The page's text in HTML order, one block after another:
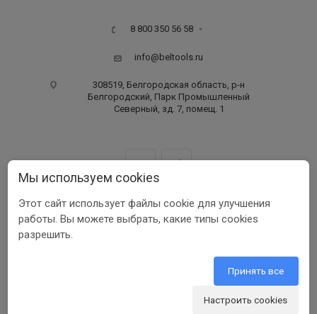
8 800 350 56 58
info@beltools.ru
308519, Белгородская область, р-н
Белгородский, Парк Промышленный
Северный, зд. 7, помещ. 1
ООО ПФ «РУССКИЙ ИНСТРУМЕНТ» ИНН 3123401255
Мы используем cookies
Этот сайт использует файлы cookie для улучшения
работы. Вы можете выбрать, какие типы cookies
разрешить.
Настроить cookies
Принять все